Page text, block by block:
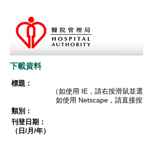
下載資料
標題：
（如使用 IE，請右按滑鼠並
如使用 Netscape，請直接按
類別：
刊登日期：
（日/月/年）